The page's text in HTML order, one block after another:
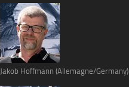
Jakob Hoffmann (Allemagne/Germany)